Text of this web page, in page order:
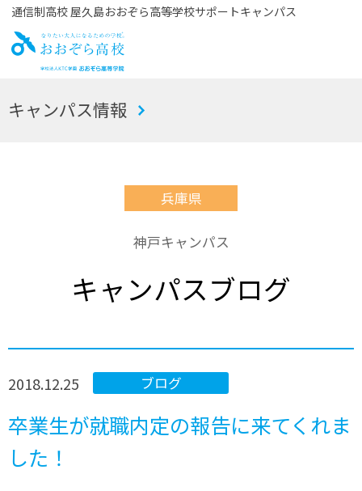
通信制高校 屋久島おおぞら高等学校サポートキャンパス
お
キャンパス情報
兵庫県
神戸キャンパス
キャンパスブログ
ブログ
2018.12.25
卒業生が就職内定の報告に来てくれま
した！